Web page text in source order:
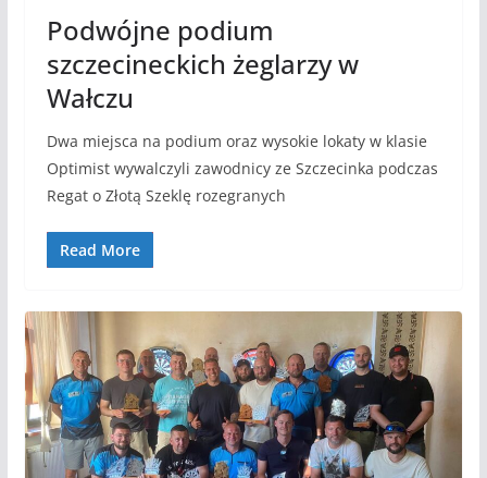
Podwójne podium
szczecineckich żeglarzy w
Wałczu
Dwa miejsca na podium oraz wysokie lokaty w klasie
Optimist wywalczyli zawodnicy ze Szczecinka podczas
Regat o Złotą Szeklę rozegranych
Read More